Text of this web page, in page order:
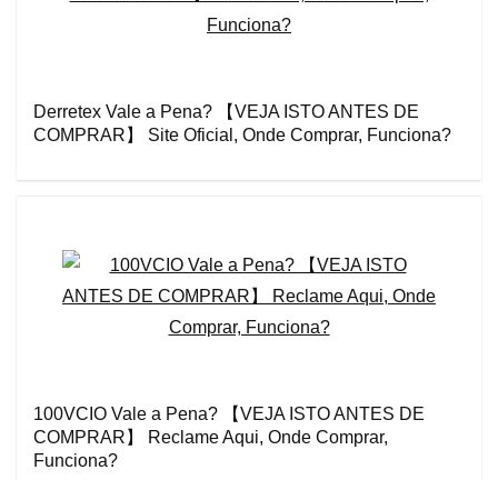
Derretex Vale a Pena? 【VEJA ISTO ANTES DE
COMPRAR】 Site Oficial, Onde Comprar, Funciona?
100VCIO Vale a Pena? 【VEJA ISTO ANTES DE
COMPRAR】 Reclame Aqui, Onde Comprar,
Funciona?